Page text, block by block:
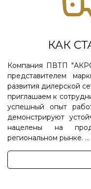
КАК
Компания ПВТП
представителем
развития дилерской
приглашаем к
успешный опыт
демонстрируют
нацелены на
региональном рынке. ...